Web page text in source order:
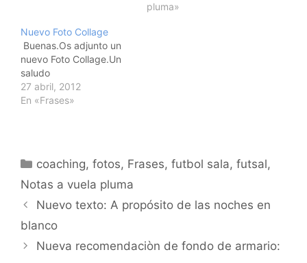
pluma»
Nuevo Foto Collage
Buenas.Os adjunto un
nuevo Foto Collage.Un
saludo
27 abril, 2012
En «Frases»
Categorías
coaching,fotos, Frases,futbol sala,futsal,
Notas a vuela pluma
Navegación
de
Nuevo texto: A propósito de las noches en
blanco
Nueva recomendaciòn de fondo de armario: